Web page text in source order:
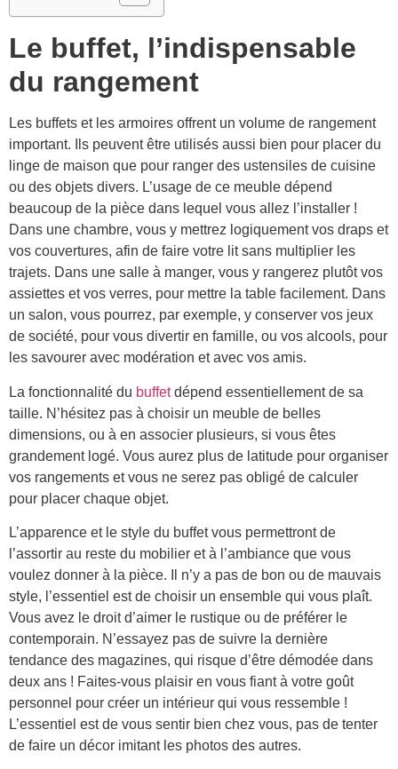
Le buffet, l’indispensable
du rangement
Les buffets et les armoires offrent un volume de rangement
important. Ils peuvent être utilisés aussi bien pour placer du
linge de maison que pour ranger des ustensiles de cuisine
ou des objets divers. L’usage de ce meuble dépend
beaucoup de la pièce dans lequel vous allez l’installer !
Dans une chambre, vous y mettrez logiquement vos draps et
vos couvertures, afin de faire votre lit sans multiplier les
trajets. Dans une salle à manger, vous y rangerez plutôt vos
assiettes et vos verres, pour mettre la table facilement. Dans
un salon, vous pourrez, par exemple, y conserver vos jeux
de société, pour vous divertir en famille, ou vos alcools, pour
les savourer avec modération et avec vos amis.
La fonctionnalité du buffetdépend essentiellement de sa
taille. N’hésitez pas à choisir un meuble de belles
dimensions, ou à en associer plusieurs, si vous êtes
grandement logé. Vous aurez plus de latitude pour organiser
vos rangements et vous ne serez pas obligé de calculer
pour placer chaque objet.
L’apparence et le style du buffet vous permettront de
l’assortir au reste du mobilier et à l’ambiance que vous
voulez donner à la pièce. Il n’y a pas de bon ou de mauvais
style, l’essentiel est de choisir un ensemble qui vous plaît.
Vous avez le droit d’aimer le rustique ou de préférer le
contemporain. N’essayez pas de suivre la dernière
tendance des magazines, qui risque d’être démodée dans
deux ans ! Faites-vous plaisir en vous fiant à votre goût
personnel pour créer un intérieur qui vous ressemble !
L’essentiel est de vous sentir bien chez vous, pas de tenter
de faire un décor imitant les photos des autres.